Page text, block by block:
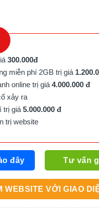
300.000đ
miễn phí 2GB trị giá
online trị giá 4.000.000 đ
xảy ra
trị giá 5.000.000 đ
trị website
đây Tư vấn
WEBSITE VỚI GIAO